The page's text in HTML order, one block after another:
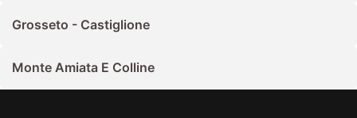
Grosseto - Castiglione
Monte Amiata E Colline